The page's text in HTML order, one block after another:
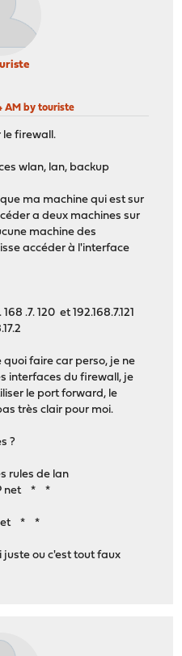
AM by touriste
le firewall.
wlan, lan, backup
ma machine qui est sur
a deux machines sur
machine des
accéder à l'interface
.7. 120 et 192.168.7.121
faire car perso, je ne
interfaces du firewall, je
le port forward, le
très clair pour moi.
?
rules de lan
net * *
* *
juste ou c'est tout faux